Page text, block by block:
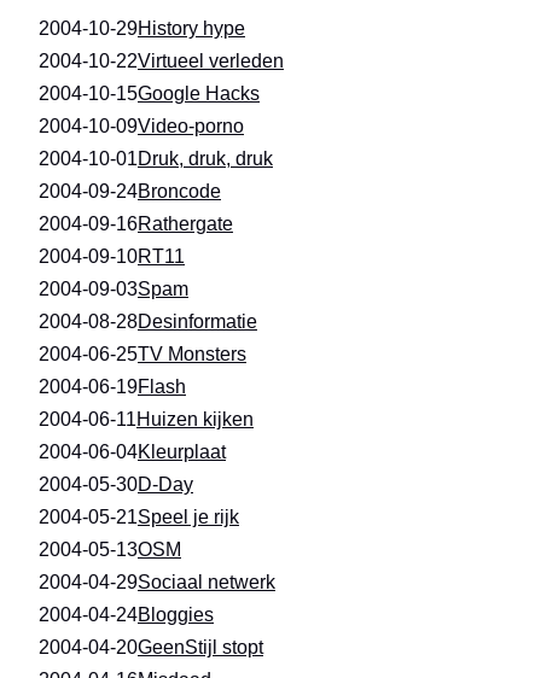
2004-10-29History hype
2004-10-22Virtueel verleden
2004-10-15Google Hacks
2004-10-09Video-porno
2004-10-01Druk, druk, druk
2004-09-24Broncode
2004-09-16Rathergate
2004-09-10RT11
2004-09-03Spam
2004-08-28Desinformatie
2004-06-25TV Monsters
2004-06-19Flash
2004-06-11Huizen kijken
2004-06-04Kleurplaat
2004-05-30D-Day
2004-05-21Speel je rijk
2004-05-13OSM
2004-04-29Sociaal netwerk
2004-04-24Bloggies
2004-04-20GeenStijl stopt